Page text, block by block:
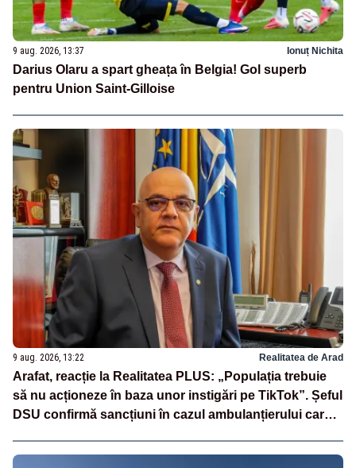
9 aug. 2026, 13:37 Ionuț Nichita
Darius Olaru a spart gheața în Belgia! Gol superb
pentru Union Saint-Gilloise
9 aug. 2026, 13:22 Realitatea de Arad
Arafat, reacție la Realitatea PLUS: „Populația trebuie
să nu acționeze în baza unor instigări pe TikTok”. Șeful
DSU confirmă sancțiuni în cazul ambulanțierului care a